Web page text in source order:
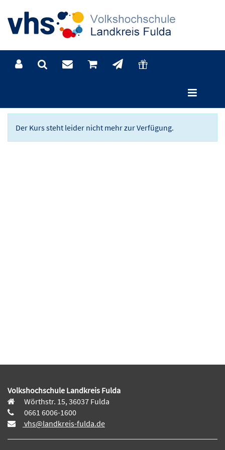
Der Kurs steht leider nicht mehr zur Verfügung.
Volkshochschule Landkreis Fulda
Wörthstr. 15, 36037 Fulda
0661 6006-1600
vhs@landkreis-fulda.de